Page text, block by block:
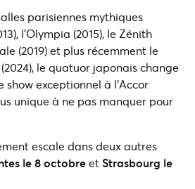
parisiennes mythiques
l’Olympia (2015), le Zénith
(2019) et plus récemment le
le quatuor japonais change
show exceptionnel à l’Accor
unique à ne pas manquer pour
escale dans deux autres
le 8 octobreet Strasbourg le